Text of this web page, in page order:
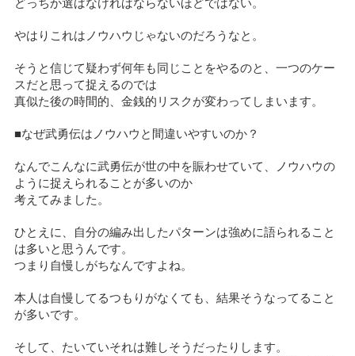
どっちか選ばなければならないほどではない。
やはりこれはノウハウじゃないのだろうなと。
そうと信じて疑わず何年も同じことをやるのと、一つのケー
スだと思って捉えるのでは
真似た後の時間的、金銭的リスクが変わってしまいます。
■なぜ武勇伝はノウハウと間違いやすいのか？
なんでこんなに武勇伝が世の中を賑わせていて、ノウハウの
ように捉えられることが多いのか
考えてみました。
ひとえに、自分の編み出したパターンは強めに語られること
は多いと思うんです。
つまり自慢しがちなんですよね。
本人は自慢してるつもりがなくても、結果そうなってること
が多いです。
そして、たいていそれは難しそうだったりします。